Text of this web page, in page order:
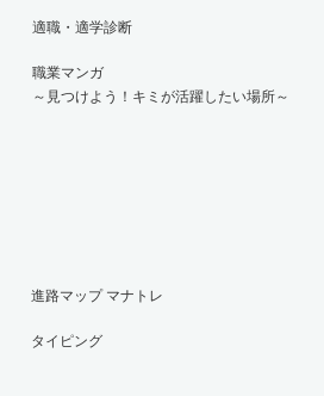
適職・適学診断
職業マンガ
～見つけよう！キミが活躍したい場所～
進路マップ マナトレ
タイピング